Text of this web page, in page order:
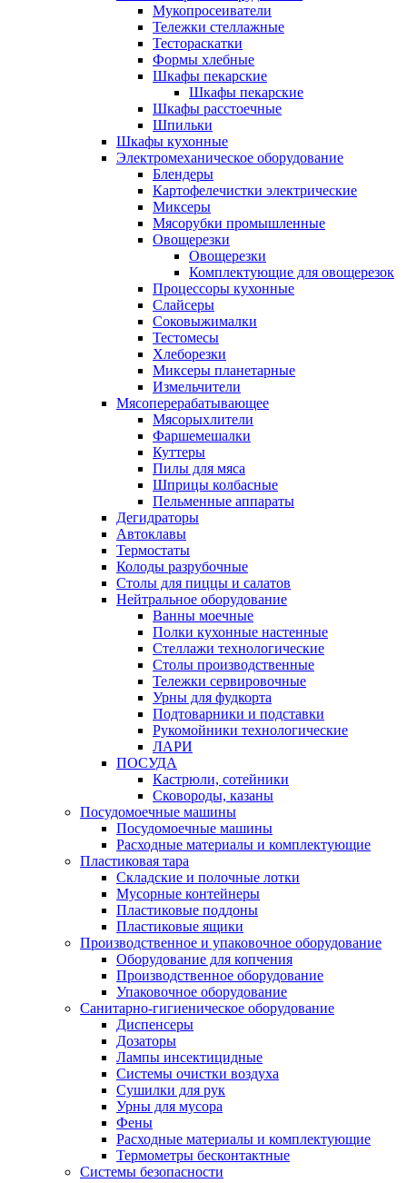
Мукопросеиватели
Тележки стеллажные
Тестораскатки
Формы хлебные
Шкафы пекарские
Шкафы пекарские
Шкафы расстоечные
Шпильки
Шкафы кухонные
Электромеханическое оборудование
Блендеры
Картофелечистки электрические
Миксеры
Мясорубки промышленные
Овощерезки
Овощерезки
Комплектующие для овощерезок
Процессоры кухонные
Слайсеры
Соковыжималки
Тестомесы
Хлеборезки
Миксеры планетарные
Измельчители
Мясоперерабатывающее
Мясорыхлители
Фаршемешалки
Куттеры
Пилы для мяса
Шприцы колбасные
Пельменные аппараты
Дегидраторы
Автоклавы
Термостаты
Колоды разрубочные
Столы для пиццы и салатов
Нейтральное оборудование
Ванны моечные
Полки кухонные настенные
Стеллажи технологические
Столы производственные
Тележки сервировочные
Урны для фудкорта
Подтоварники и подставки
Рукомойники технологические
ЛАРИ
ПОСУДА
Кастрюли, сотейники
Сковороды, казаны
Посудомоечные машины
Посудомоечные машины
Расходные материалы и комплектующие
Пластиковая тара
Складские и полочные лотки
Мусорные контейнеры
Пластиковые поддоны
Пластиковые ящики
Производственное и упаковочное оборудование
Оборудование для копчения
Производственное оборудование
Упаковочное оборудование
Санитарно-гигиеническое оборудование
Диспенсеры
Дозаторы
Лампы инсектицидные
Системы очистки воздуха
Сушилки для рук
Урны для мусора
Фены
Расходные материалы и комплектующие
Термометры бесконтактные
Системы безопасности